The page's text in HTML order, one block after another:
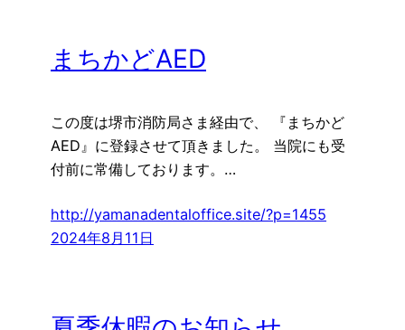
まちかどAED
この度は堺市消防局さま経由で、 『まちかど
AED』に登録させて頂きました。 当院にも受
付前に常備しております。…
http://yamanadentaloffice.site/?p=1455
2024年8月11日